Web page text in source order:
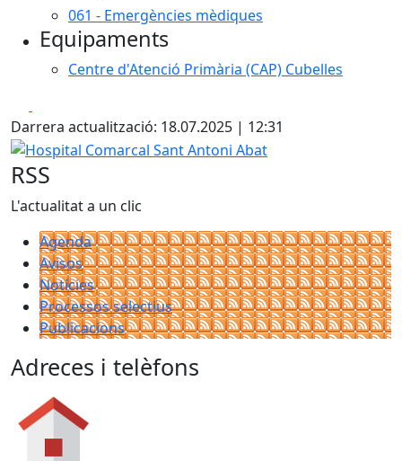
061 - Emergències mèdiques
Equipaments
Centre d'Atenció Primària (CAP) Cubelles
Darrera actualització: 18.07.2025 | 12:31
Hospital Comarcal Sant Antoni Abat
RSS
L'actualitat a un clic
Agenda
Avisos
Notícies
Processos selectius
Publicacions
Adreces i telèfons